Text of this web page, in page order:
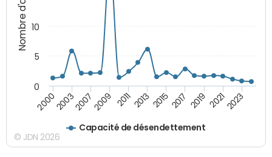
Capacité de désendettement
2000200320072009 2011 2013 2015 2017 2019 20212023
0
5
10
© JDN 2026